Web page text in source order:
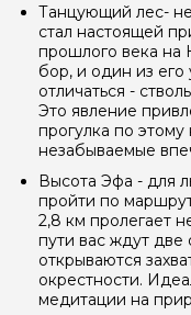
Танцующий лес- не
стал настоящей
прошлого века на
бор, и один из его
отличаться -
Это явление
прогулка по
незабываемые
Высота Эфа - для
пройти по
2,8 км пролегает
пути вас ждут
открываются
окрестности.
медитации на